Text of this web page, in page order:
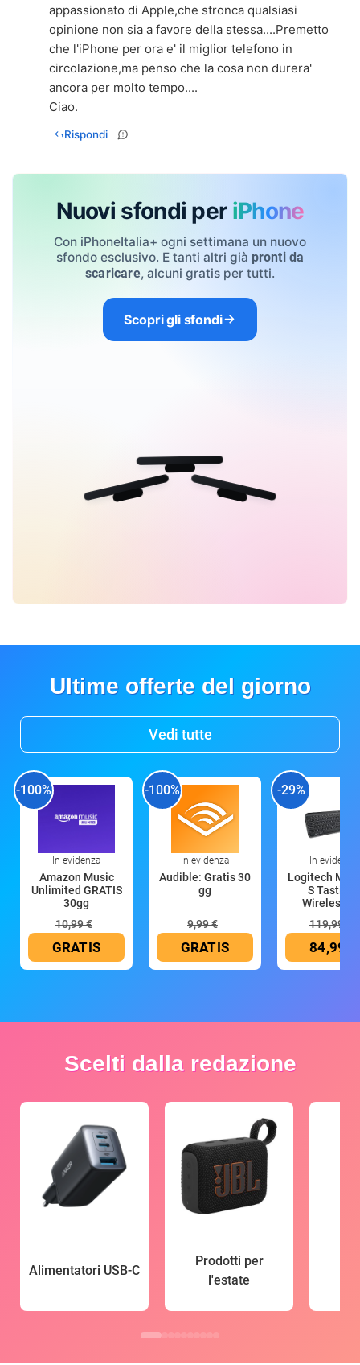
appassionato di Apple,che stronca qualsiasi
opinione non sia a favore della stessa....Premetto
che l'iPhone per ora e' il miglior telefono in
circolazione,ma penso che la cosa non durera'
ancora per molto tempo....
Ciao.
Rispondi
Nuovi sfondi per iPhone
Con iPhoneItalia+ ogni settimana un nuovo
sfondo esclusivo. E tanti altri già pronti da
scaricare, alcuni gratis per tutti.
Scopri gli sfondi
Ultime offerte del giorno
Vedi tutte
-100%
In evidenza
Amazon Music
Unlimited GRATIS
30gg
10,99 €
GRATIS
-100%
In evidenza
Audible: Gratis 30
gg
9,99 €
GRATIS
-29%
In evidenza
Logitech MX
S Tastiera
Wireless
119,99 €
84,99 €
Scelti dalla redazione
Alimentatori USB-C
Prodotti per
l'estate